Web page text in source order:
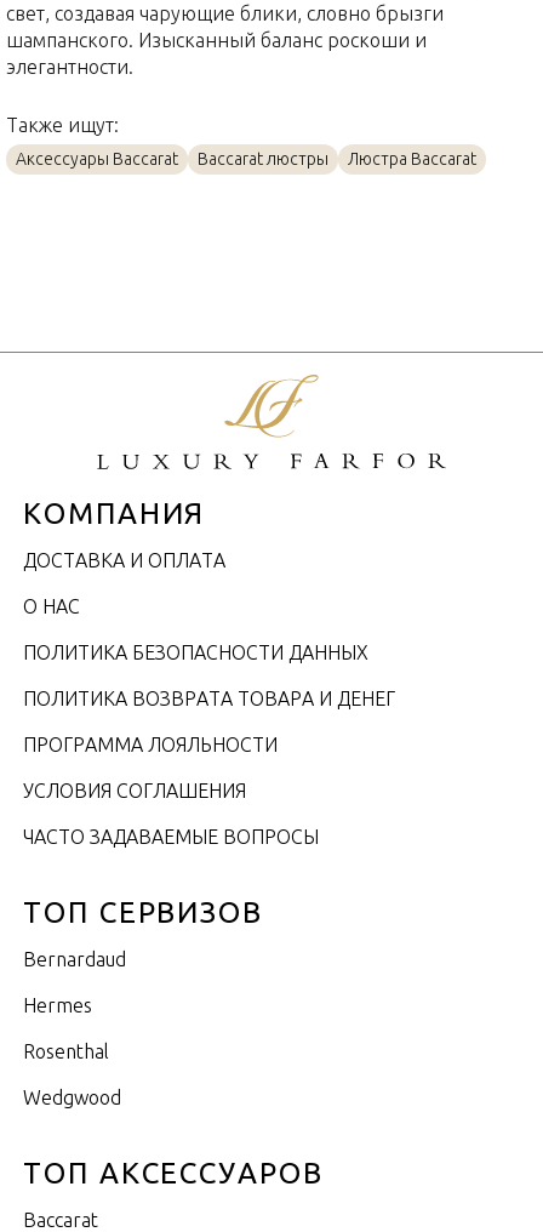
свет, создавая чарующие блики, словно брызги
шампанского. Изысканный баланс роскоши и
элегантности.
Также ищут:
Аксессуары Baccarat Baccarat люстры Люстра Baccarat
КОМПАНИЯ
ДОСТАВКА И ОПЛАТА
О НАС
ПОЛИТИКА БЕЗОПАСНОСТИ ДАННЫХ
ПОЛИТИКА ВОЗВРАТА ТОВАРА И ДЕНЕГ
ПРОГРАММА ЛОЯЛЬНОСТИ
УСЛОВИЯ СОГЛАШЕНИЯ
ЧАСТО ЗАДАВАЕМЫЕ ВОПРОСЫ
ТОП СЕРВИЗОВ
Bernardaud
Hermes
Rosenthal
Wedgwood
ТОП АКСЕССУАРОВ
Baccarat